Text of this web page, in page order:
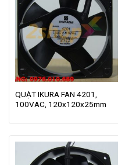
QUẠT IKURA FAN 4201,
100VAC, 120x120x25mm